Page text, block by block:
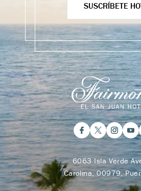
SUSCRÍBETE
6063 Isla Verde
Carolina, 00979,